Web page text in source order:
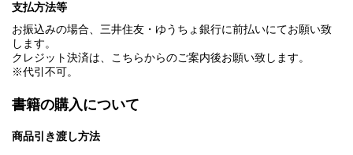
支払方法等
お振込みの場合、三井住友・ゆうちょ銀行に前払いにてお願い致
します。
クレジット決済は、こちらからのご案内後お願い致します。
※代引不可。
書籍の購入について
商品引き渡し方法